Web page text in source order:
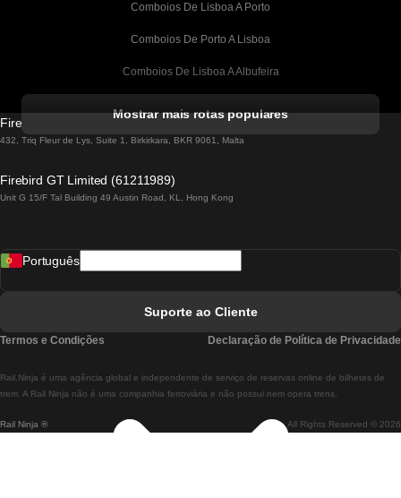
Comboios De Lisboa A Porto
Comboios De Porto A Lisboa
Comboios De Lisboa A Albufeira
Comboios De Lisboa A Lagos
Comboios De Lisboa A Madrid
Comboios De Lisboa A Braga
Comboios De Braga A Lisboa
Mostrar mais rotas populares
Firebird GT Limited (OC 1451)
432, Triq Fleur de Lys, Suite 1, Birkirkara, BKR 9061, Malta
Firebird GT Limited (61211989)
Unit G 15/F Tal Building 49 Austin Road, KL, Hong Kong
Rail Ninja ® All Rights Reserved © 2026
Rail.Ninja é uma agência global e independente de serviço de reservas online de bilhetes de
trem. A Rail Ninja não é uma companhia ferroviária e não possui nem opera trens.
Português
Suporte ao Cliente
Termos e Condições Declaração de Política de Privacidade